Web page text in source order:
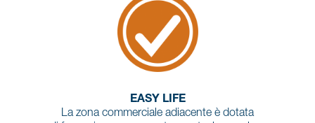
EASY LIFE
La zona commerciale adiacente è dotata